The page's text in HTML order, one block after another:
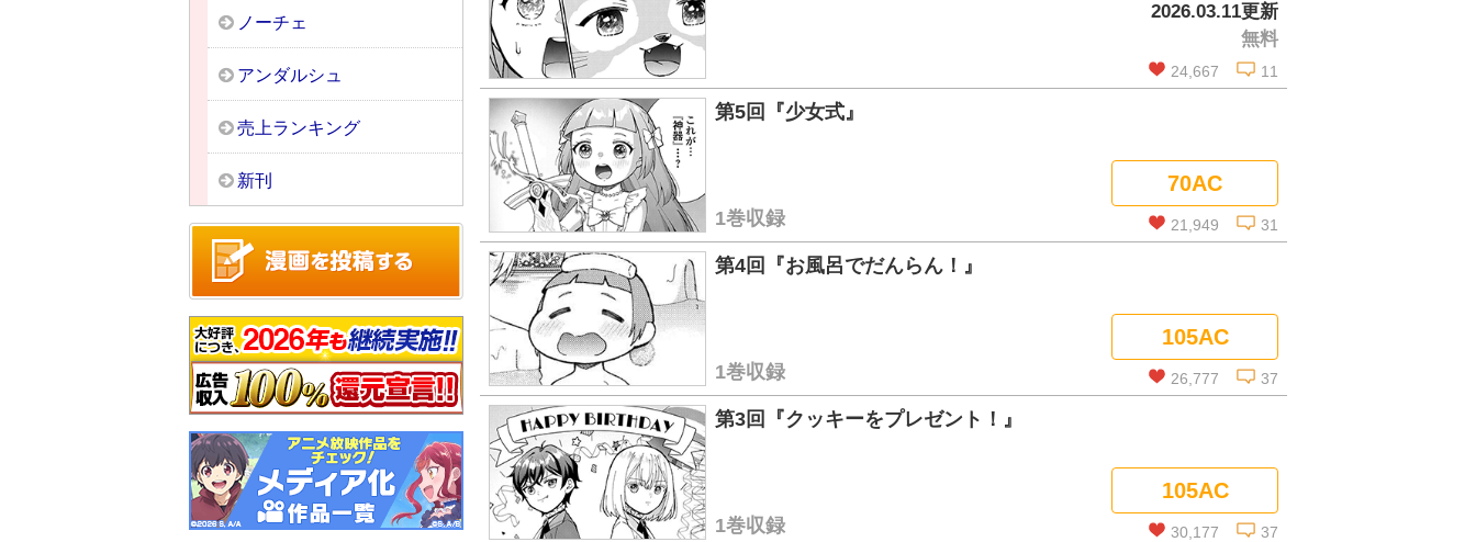
2026.03.11更新
無料
24,667 11
コメントを見る
第5回『少女式』
70AC
21,949 31
1巻収録
コメントを見る
第4回『お風呂でだんらん！』
105AC
26,777 37
1巻収録
コメントを見る
第3回『クッキーをプレゼント！』
105AC
30,177 37
1巻収録
ノーチェ
アンダルシュ
売上ランキング
新刊